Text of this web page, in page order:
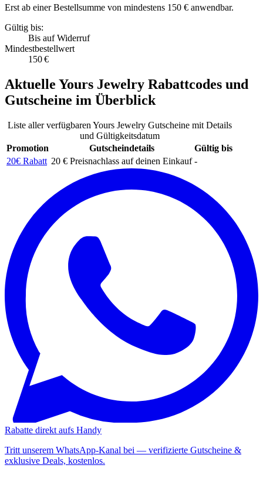
Erst ab einer Bestellsumme von mindestens 150 € anwendbar.
Gültig bis:
Bis auf Widerruf
Mindestbestellwert
150 €
Aktuelle Yours Jewelry Rabattcodes und
Gutscheine im Überblick
Liste aller verfügbaren Yours Jewelry Gutscheine mit Details
und Gültigkeitsdatum
Promotion
Gutscheindetails
Gültig bis
20€ Rabatt 20 € Preisnachlass auf deinen Einkauf -
Rabatte direkt aufs Handy
Tritt unserem WhatsApp-Kanal bei — verifizierte Gutscheine &
exklusive Deals, kostenlos.